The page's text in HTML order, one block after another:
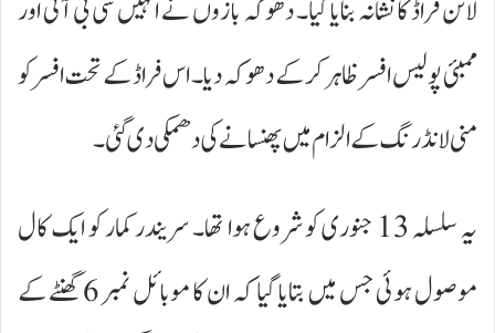
لائن فراڈ کا نشانہ بنایا گیا۔ دھوکہ بازوں نے انہیں سی بی آئی اور
ممبئی پولیس افسر ظاہر کر کے دھوکہ دیا۔ اس فراڈ کے تحت افسر کو
منی لانڈرنگ کے الزام میں پھنسانے کی دھمکی دی گئی۔
یہ سلسلہ 13 جنوری کو شروع ہوا تھا۔ سریندر کمار کو ایک کال
موصول ہوئی جس میں بتایا گیا کہ ان کا موبائل نمبر 6 گھنٹے کے